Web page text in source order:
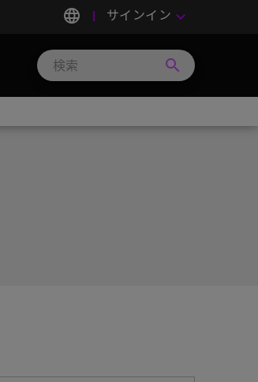
language サインイン keyboard_arrow_down
search